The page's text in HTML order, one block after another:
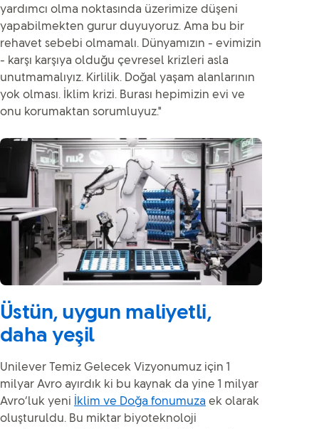
yardımcı olma noktasında üzerimize düşeni
yapabilmekten gurur duyuyoruz. Ama bu bir
rehavet sebebi olmamalı. Dünyamızın - evimizin
- karşı karşıya olduğu çevresel krizleri asla
unutmamalıyız. Kirlilik. Doğal yaşam alanlarının
yok olması. İklim krizi. Burası hepimizin evi ve
onu korumaktan sorumluyuz."
Üstün, uygun maliyetli,
daha yeşil
Unilever Temiz Gelecek Vizyonumuz için 1
milyar Avro ayırdık ki bu kaynak da yine 1 milyar
Avro’luk yeni
İklim ve Doğa fonumuza ek olarak
oluşturuldu. Bu miktar biyoteknoloji